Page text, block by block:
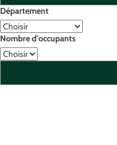
Département
Nombre d'occupants